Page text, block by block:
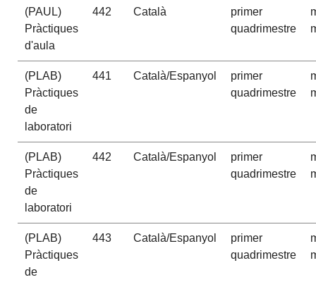
(PAUL)
Pràctiques
d'aula
442 Català
primer
quadrimestre
(PLAB)
Pràctiques
de
laboratori
441 Català/Espanyol
primer
quadrimestre
(PLAB)
Pràctiques
de
laboratori
442 Català/Espanyol
primer
quadrimestre
(PLAB)
Pràctiques
de
443 Català/Espanyol
primer
quadrimestre